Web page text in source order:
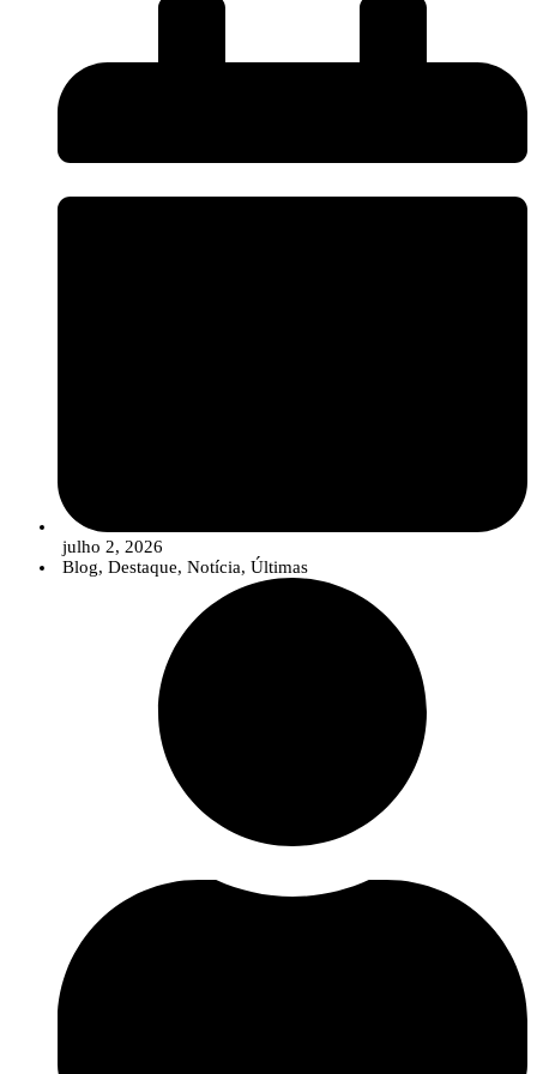
para facilitar o acesso da comunicação social a informação institucional e
promover uma comunicação mais próxima, rigorosa e acessível sobre os
desafios e a inovação na agricultura.
Num contexto em que temas como as alterações climáticas, as pragas e
doenças emergentes, as biosoluções ou a agricultura digital assumem uma
importância crescente, o InPP pretende contribuir para que o debate público
seja sustentado por conhecimento científico sólido e informação baseada na
A nova área reúne diversos recursos destinados a jornalistas e profissionais
da comunicação, incluindo uma apresentação institucional do
InnovPlantProtect, materiais de identidade visual, informação sobre a
organização e os contactos da equipa de comunicação.
Para além destes recursos, o InnovPlantProtect disponibiliza a sua equipa
multidisciplinar para colaborar com os órgãos de comunicação social através
de entrevistas, comentários especializados e esclarecimentos sobre temas
relacionados com a proteção de culturas, inovação agrícola, soluções
biológicas e digitais e investigação aplicada.
julho 2, 2026
Blog, Destaque, Notícia, Últimas